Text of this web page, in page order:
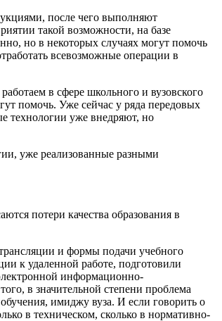
после чего выполняют
такой возможности, на базе
но в некоторых случаях могут помочь
всевозможные операции в
в сфере школьного и вузовского
помочь. Уже сейчас у ряда передовых
технологии уже внедряют, но
уже реализованные разными
потери качества образования в
и формы подачи учебного
к удаленной работе, подготовили
информационно-
в значительной степени проблема
имиджу вуза. И если говорить о
в техническом, сколько в нормативно-